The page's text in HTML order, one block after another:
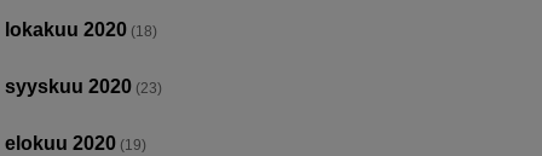
lokakuu 2020 (18)
syyskuu 2020 (23)
elokuu 2020 (19)